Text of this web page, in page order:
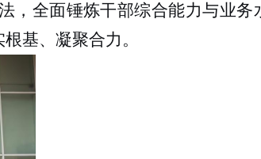
，全面锤炼干部综合能力与业务
基、凝聚合力。